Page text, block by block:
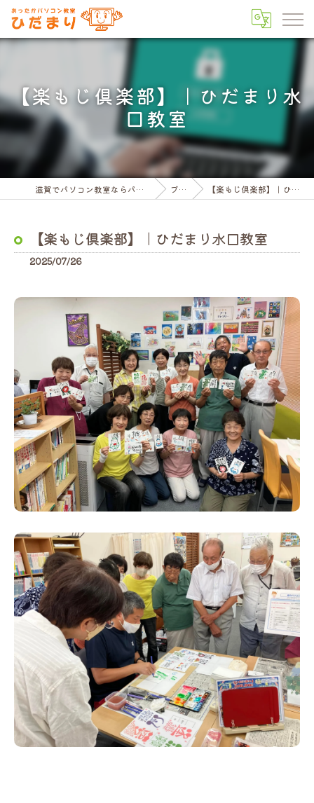
【楽もじ倶楽部】｜ひだまり水
口教室
滋賀でパソコン教室ならパソコン教室ひだまり ブログ 【楽もじ倶楽部】｜ひだまり水口教室
【楽もじ倶楽部】｜ひだまり水口教室
2025/07/26